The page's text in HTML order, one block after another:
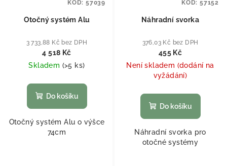
Otočný systém Alu
3 733,88 Kč bez DPH
4 518 Kč
Skladem (>5 ks)
Do košíku
Otočný systém Alu o výšce
74cm
KÓD: 57039
Náhradní svorka
376,03 Kč bez DPH
455 Kč
Není skladem (dodání na
vyžádání)
Do košíku
Náhradní svorka pro
otočné systémy
KÓD: 57152